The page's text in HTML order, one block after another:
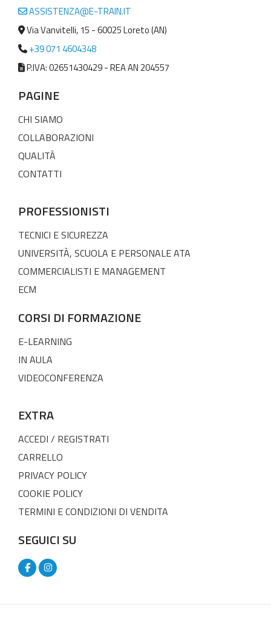
ASSISTENZA@E-TRAIN.IT
Via Vanvitelli, 15 - 60025 Loreto (AN)
+39 071 4604348
P.IVA: 02651430429 - REA AN 204557
PAGINE
CHI SIAMO
COLLABORAZIONI
QUALITÀ
CONTATTI
PROFESSIONISTI
TECNICI E SICUREZZA
UNIVERSITÀ, SCUOLA E PERSONALE ATA
COMMERCIALISTI E MANAGEMENT
ECM
CORSI DI FORMAZIONE
E-LEARNING
IN AULA
VIDEOCONFERENZA
EXTRA
ACCEDI / REGISTRATI
CARRELLO
PRIVACY POLICY
COOKIE POLICY
TERMINI E CONDIZIONI DI VENDITA
SEGUICI SU